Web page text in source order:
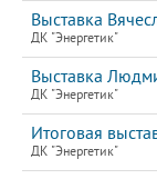
Выставка
ДК "Энергетик"
Выставка
ДК "Энергетик"
Итоговая
ДК "Энергетик"